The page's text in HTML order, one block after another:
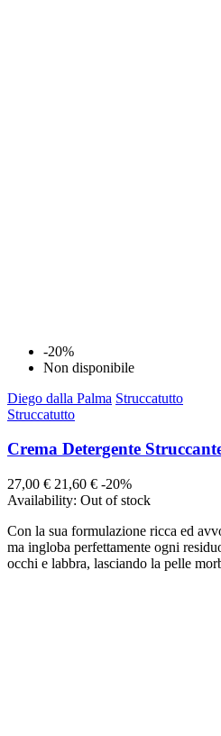
-20%
Non disponibile
Diego dalla Palma Struccatutto
Struccatutto
Crema Detergente
27,00 € 21,60 € -20%
Availability: Out of stock
Con la sua formulazione ricca ed
ma ingloba perfettamente ogni
occhi e labbra, lasciando la pelle